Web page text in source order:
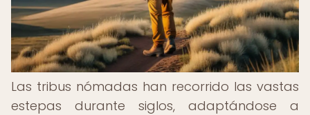
Las tribus nómadas han recorrido las vastas
estepas durante siglos, adaptándose a